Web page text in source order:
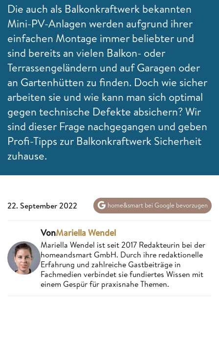
Die auch als Balkonkraftwerk bekannten
Mini-PV-Anlagen werden aufgrund ihrer
einfachen Montage immer beliebter und
sind bereits an vielen Balkon- oder
Terrassengeländern und auf Garagen oder
an Gartenhütten zu finden. Doch wie sicher
arbeiten sie und wie kann man sich optimal
gegen technische Defekte absichern? Wir
sind dieser Frage nachgegangen und geben
Profi-Tipps zur Balkonkraftwerk Sicherheit
zuhause.
22. September 2022 home&smart bei Google bevorzugen
VonMariella Wendel
Mariella Wendel ist seit 2017 Redakteurin bei der
homeandsmart GmbH. Durch ihre redaktionelle
Erfahrung und zahlreiche Gastbeiträge in
Fachmedien verbindet sie fundiertes Wissen mit
einem Gespür für praxisnahe Themen.